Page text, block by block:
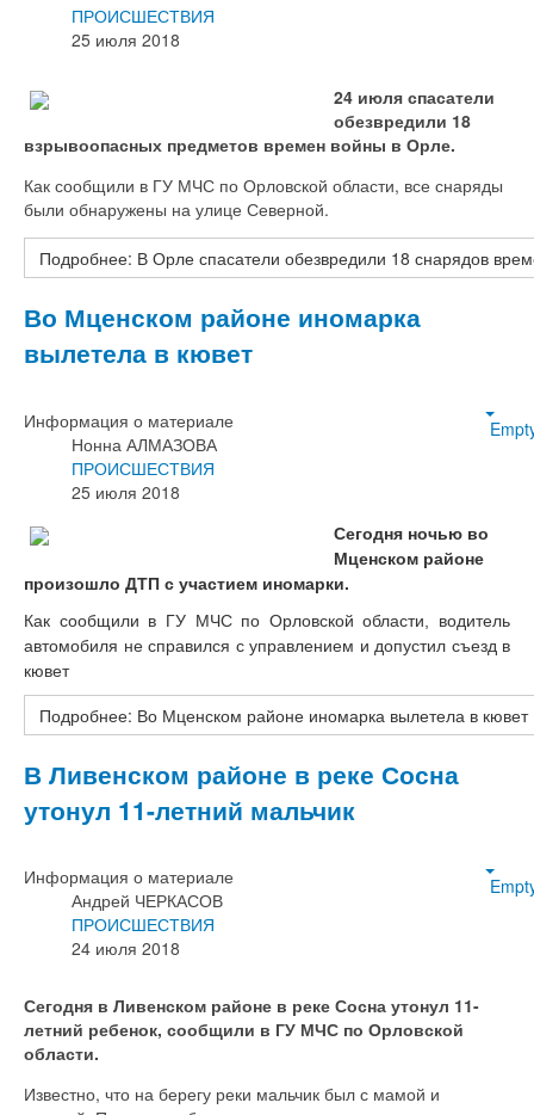
ПРОИСШЕСТВИЯ
25 июля 2018
24 июля спасатели
обезвредили 18
взрывоопасных предметов времен войны в Орле.
Как сообщили в ГУ МЧС по Орловской области, все снаряды
были обнаружены на улице Северной.
Подробнее: В Орле спасатели обезвредили 18 снарядов
Во Мценском районе иномарка
вылетела в кювет
Информация о материале
Нонна АЛМАЗОВА
ПРОИСШЕСТВИЯ
25 июля 2018
Сегодня ночью во
Мценском районе
произошло ДТП с участием иномарки.
Как сообщили в ГУ МЧС по Орловской области, водитель
автомобиля не справился с управлением и допустил съезд в
кювет
Подробнее: Во Мценском районе иномарка вылетела в кювет
В Ливенском районе в реке Сосна
утонул 11-летний мальчик
Информация о материале
Андрей ЧЕРКАСОВ
ПРОИСШЕСТВИЯ
24 июля 2018
Сегодня в Ливенском районе в реке Сосна утонул 11-
летний ребенок, сообщили в ГУ МЧС по Орловской
области.
Известно, что на берегу реки мальчик был с мамой и